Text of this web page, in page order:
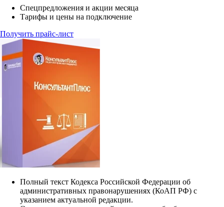
Спецпредложения и акции месяца
Тарифы и цены на подключение
Получить прайс-лист
Полный текст Кодекса Российской Федерации об
административных правонарушениях (КоАП РФ) с
указанием актуальной редакции.